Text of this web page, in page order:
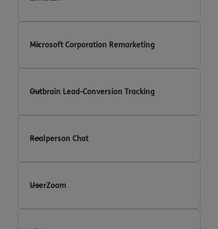
Microsoft Corporation Remarketing
Outbrain Lead-Conversion Tracking
Realperson Chat
UserZoom